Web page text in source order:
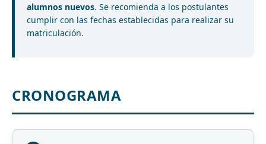
alumnos nuevos. Se recomienda a los postulantes
cumplir con las fechas establecidas para realizar su
matriculación.
CRONOGRAMA